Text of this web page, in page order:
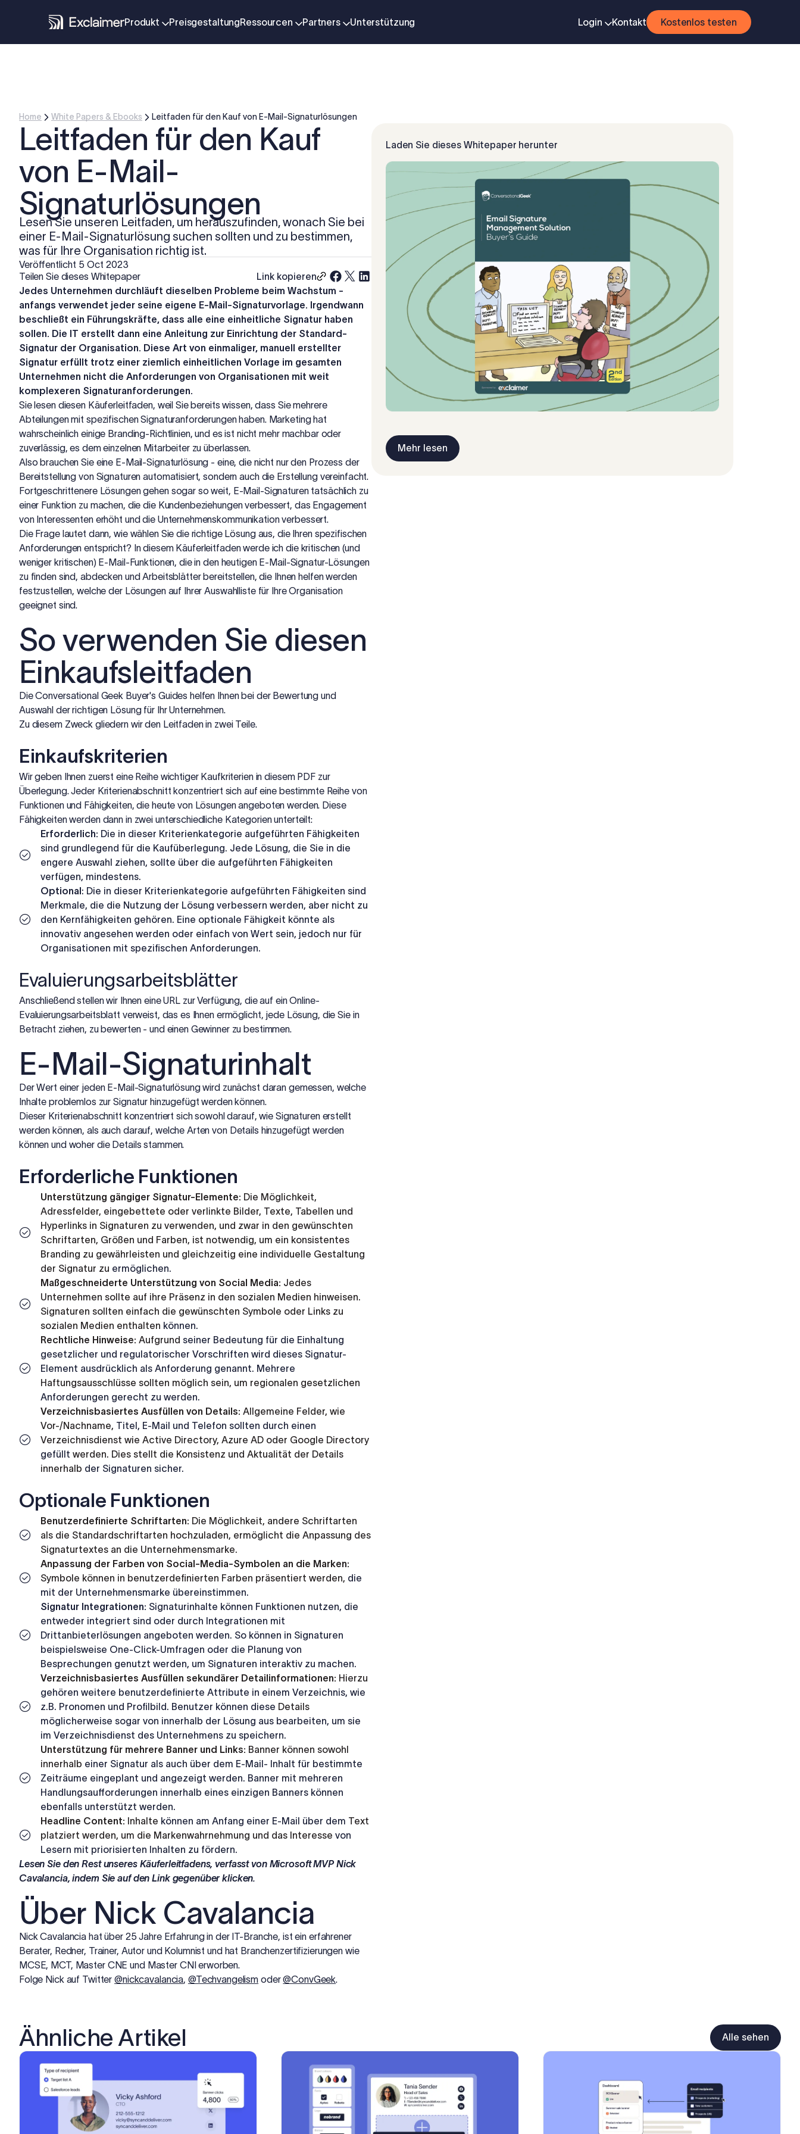
Produkt PreisgestaltungRessourcen Partners Unterstützung Login Kontakt Kostenlos testen
Home White Papers & Ebooks Leitfaden für den Kauf von E-Mail-Signaturlösungen
Leitfaden für den Kauf
von E-Mail-
Signaturlösungen
Lesen Sie unseren Leitfaden, um herauszufinden, wonach Sie bei
einer E-Mail-Signaturlösung suchen sollten und zu bestimmen,
was für Ihre Organisation richtig ist.
Veröffentlicht 5 Oct 2023
Teilen Sie dieses Whitepaper
Link kopieren
Jedes Unternehmen durchläuft dieselben Probleme beim Wachstum -
anfangs verwendet jeder seine eigene E-Mail-Signaturvorlage. Irgendwann
beschließt ein Führungskräfte, dass alle eine einheitliche Signatur haben
sollen. Die IT erstellt dann eine Anleitung zur Einrichtung der Standard-
Signatur der Organisation. Diese Art von einmaliger, manuell erstellter
Signatur erfüllt trotz einer ziemlich einheitlichen Vorlage im gesamten
Unternehmen nicht die Anforderungen von Organisationen mit weit
komplexeren Signaturanforderungen.
Sie lesen diesen Käuferleitfaden, weil Sie bereits wissen, dass Sie mehrere
Abteilungen mit spezifischen Signaturanforderungen haben. Marketing hat
wahrscheinlich einige Branding-Richtlinien, und es ist nicht mehr machbar oder
zuverlässig, es dem einzelnen Mitarbeiter zu überlassen.
Also brauchen Sie eine E-Mail-Signaturlösung - eine, die nicht nur den Prozess der
Bereitstellung von Signaturen automatisiert, sondern auch die Erstellung vereinfacht.
Fortgeschrittenere Lösungen gehen sogar so weit, E-Mail-Signaturen tatsächlich zu
einer Funktion zu machen, die die Kundenbeziehungen verbessert, das Engagement
von Interessenten erhöht und die Unternehmenskommunikation verbessert.
Die Frage lautet dann, wie wählen Sie die richtige Lösung aus, die Ihren spezifischen
Anforderungen entspricht? In diesem Käuferleitfaden werde ich die kritischen (und
weniger kritischen) E-Mail-Funktionen, die in den heutigen E-Mail-Signatur-Lösungen
zu finden sind, abdecken und Arbeitsblätter bereitstellen, die Ihnen helfen werden
festzustellen, welche der Lösungen auf Ihrer Auswahlliste für Ihre Organisation
geeignet sind.
So verwenden Sie diesen
Einkaufsleitfaden
Die Conversational Geek Buyer's Guides helfen Ihnen bei der Bewertung und
Auswahl der richtigen Lösung für Ihr Unternehmen.
Zu diesem Zweck gliedern wir den Leitfaden in zwei Teile.
Einkaufskriterien
Wir geben Ihnen zuerst eine Reihe wichtiger Kaufkriterien in diesem PDF zur
Überlegung. Jeder Kriterienabschnitt konzentriert sich auf eine bestimmte Reihe von
Funktionen und Fähigkeiten, die heute von Lösungen angeboten werden. Diese
Fähigkeiten werden dann in zwei unterschiedliche Kategorien unterteilt:
Erforderlich: Die in dieser Kriterienkategorie aufgeführten Fähigkeiten
sind grundlegend für die Kaufüberlegung. Jede Lösung, die Sie in die
engere Auswahl ziehen, sollte über die aufgeführten Fähigkeiten
verfügen, mindestens.
Optional: Die in dieser Kriterienkategorie aufgeführten Fähigkeiten sind
Merkmale, die die Nutzung der Lösung verbessern werden, aber nicht zu
den Kernfähigkeiten gehören. Eine optionale Fähigkeit könnte als
innovativ angesehen werden oder einfach von Wert sein, jedoch nur für
Organisationen mit spezifischen Anforderungen.
Evaluierungsarbeitsblätter
Anschließend stellen wir Ihnen eine URL zur Verfügung, die auf ein Online-
Evaluierungsarbeitsblatt verweist, das es Ihnen ermöglicht, jede Lösung, die Sie in
Betracht ziehen, zu bewerten - und einen Gewinner zu bestimmen.
E-Mail-Signaturinhalt
Der Wert einer jeden E-Mail-Signaturlösung wird zunächst daran gemessen, welche
Inhalte problemlos zur Signatur hinzugefügt werden können.
Dieser Kriterienabschnitt konzentriert sich sowohl darauf, wie Signaturen erstellt
werden können, als auch darauf, welche Arten von Details hinzugefügt werden
können und woher die Details stammen.
Erforderliche Funktionen
Unterstützung gängiger Signatur-Elemente: Die Möglichkeit,
Adressfelder, eingebettete oder verlinkte Bilder, Texte, Tabellen und
Hyperlinks in Signaturen zu verwenden, und zwar in den gewünschten
Schriftarten, Größen und Farben, ist notwendig, um ein konsistentes
Branding zu gewährleisten und gleichzeitig eine individuelle Gestaltung
der Signatur zu ermöglichen.
Maßgeschneiderte Unterstützung von Social Media: Jedes
Unternehmen sollte auf ihre Präsenz in den sozialen Medien hinweisen.
Signaturen sollten einfach die gewünschten Symbole oder Links zu
sozialen Medien enthalten können.
Rechtliche Hinweise: Aufgrund seiner Bedeutung für die Einhaltung
gesetzlicher und regulatorischer Vorschriften wird dieses Signatur-
Element ausdrücklich als Anforderung genannt. Mehrere
Haftungsausschlüsse sollten möglich sein, um regionalen gesetzlichen
Anforderungen gerecht zu werden.
Verzeichnisbasiertes Ausfüllen von Details: Allgemeine Felder, wie
Vor-/Nachname, Titel, E-Mail und Telefon sollten durch einen
Verzeichnisdienst wie Active Directory, Azure AD oder Google Directory
gefüllt werden. Dies stellt die Konsistenz und Aktualität der Details
innerhalb der Signaturen sicher.
Optionale Funktionen
Benutzerdefinierte Schriftarten: Die Möglichkeit, andere Schriftarten
als die Standardschriftarten hochzuladen, ermöglicht die Anpassung des
Signaturtextes an die Unternehmensmarke.
Anpassung der Farben von Social-Media-Symbolen an die Marken:
Symbole können in benutzerdefinierten Farben präsentiert werden, die
mit der Unternehmensmarke übereinstimmen.
Signatur Integrationen: Signaturinhalte können Funktionen nutzen, die
entweder integriert sind oder durch Integrationen mit
Drittanbieterlösungen angeboten werden. So können in Signaturen
beispielsweise One-Click-Umfragen oder die Planung von
Besprechungen genutzt werden, um Signaturen interaktiv zu machen.
Verzeichnisbasiertes Ausfüllen sekundärer Detailinformationen: Hierzu
gehören weitere benutzerdefinierte Attribute in einem Verzeichnis, wie
z.B. Pronomen und Profilbild. Benutzer können diese Details
möglicherweise sogar von innerhalb der Lösung aus bearbeiten, um sie
im Verzeichnisdienst des Unternehmens zu speichern.
Unterstützung für mehrere Banner und Links: Banner können sowohl
innerhalb einer Signatur als auch über dem E-Mail- Inhalt für bestimmte
Zeiträume eingeplant und angezeigt werden. Banner mit mehreren
Handlungsaufforderungen innerhalb eines einzigen Banners können
ebenfalls unterstützt werden.
Headline Content: Inhalte können am Anfang einer E-Mail über dem Text
platziert werden, um die Markenwahrnehmung und das Interesse von
Lesern mit priorisierten Inhalten zu fördern.
Lesen Sie den Rest unseres Käuferleitfadens, verfasst von Microsoft MVP Nick
Cavalancia, indem Sie auf den Link gegenüber klicken.
Über Nick Cavalancia
Nick Cavalancia hat über 25 Jahre Erfahrung in der IT-Branche, ist ein erfahrener
Berater, Redner, Trainer, Autor und Kolumnist und hat Branchenzertifizierungen wie
MCSE, MCT, Master CNE und Master CNI erworben.
Folge Nick auf Twitter@nickcavalancia, @Techvangelism oder@ConvGeek.
Laden Sie dieses Whitepaper herunter
Mehr lesen
Ähnliche Artikel Alle sehen